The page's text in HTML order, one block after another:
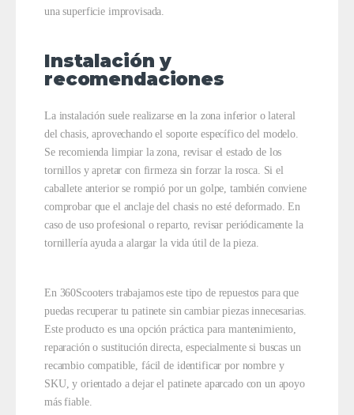
una superficie improvisada.
Instalación y
recomendaciones
La instalación suele realizarse en la zona inferior o lateral
del chasis, aprovechando el soporte específico del modelo.
Se recomienda limpiar la zona, revisar el estado de los
tornillos y apretar con firmeza sin forzar la rosca. Si el
caballete anterior se rompió por un golpe, también conviene
comprobar que el anclaje del chasis no esté deformado. En
caso de uso profesional o reparto, revisar periódicamente la
tornillería ayuda a alargar la vida útil de la pieza.
En 360Scooters trabajamos este tipo de repuestos para que
puedas recuperar tu patinete sin cambiar piezas innecesarias.
Este producto es una opción práctica para mantenimiento,
reparación o sustitución directa, especialmente si buscas un
recambio compatible, fácil de identificar por nombre y
SKU, y orientado a dejar el patinete aparcado con un apoyo
más fiable.